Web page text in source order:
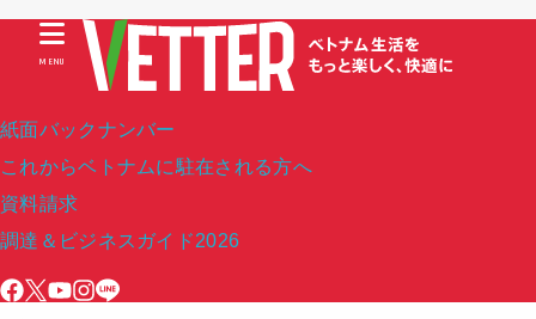
紙面バックナンバー
これからベトナムに駐在される方へ
資料請求
調達＆ビジネスガイド2026
MENU